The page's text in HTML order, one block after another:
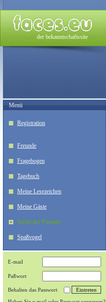
der bekanntschaftssite
Menü
Registration
Freunde
Fragebogen
Tagebuch
Meine Lesezeichen
Meine Gäste
Suche der Freunde
Spaßvogel
E-mail
Paßwort
Behalten das Passwort